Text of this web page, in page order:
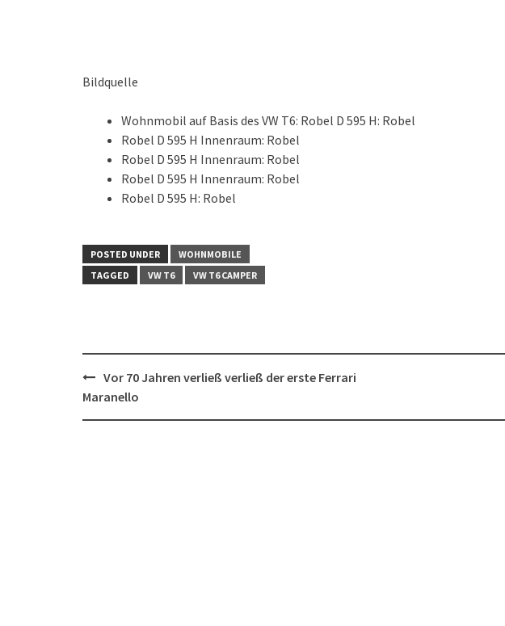
Bildquelle
Wohnmobil auf Basis des VW T6: Robel D 595 H: Robel
Robel D 595 H Innenraum: Robel
Robel D 595 H Innenraum: Robel
Robel D 595 H Innenraum: Robel
Robel D 595 H: Robel
POSTED UNDER
WOHNMOBILE
TAGGED
VW T6 VW T6 CAMPER
Post
navigation
Vor 70 Jahren verließ verließ der erste Ferrari
Maranello